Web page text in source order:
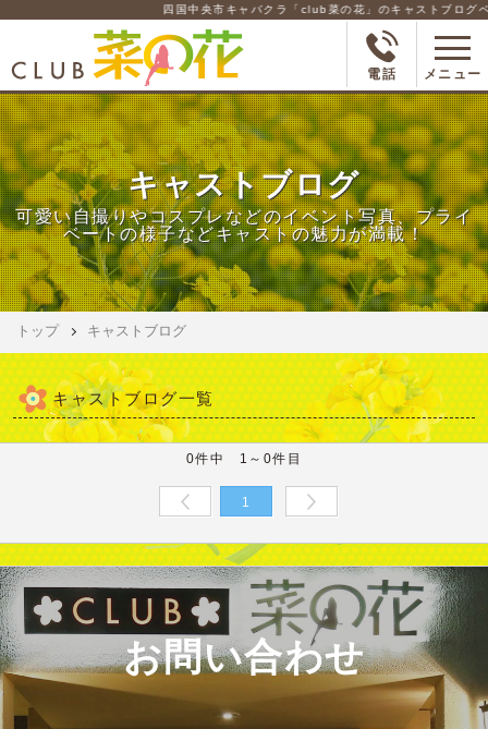
四国中央市キャバクラ「club菜の花」のキャストブログペ
電話 メニュー
キャストブログ
可愛い自撮りやコスプレなどのイベント写真、プライ
ベートの様子などキャストの魅力が満載！
トップ キャストブログ
キャストブログ一覧
0件中 1～0件目
1
お問い合わせ